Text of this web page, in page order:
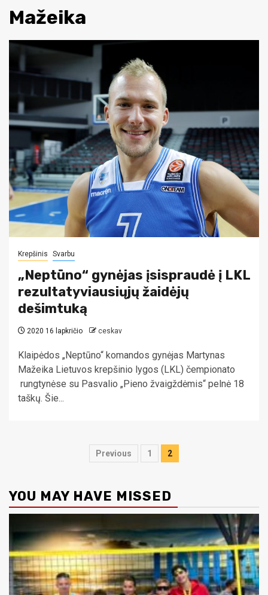
Mažeika
Krepšinis Svarbu
„Neptūno“ gynėjas įsispraudė į LKL
rezultatyviausiųjų žaidėjų
dešimtuką
2020 16 lapkričio ceskav
Klaipėdos „Neptūno“ komandos gynėjas Martynas
Mažeika Lietuvos krepšinio lygos (LKL) čempionato
rungtynėse su Pasvalio „Pieno žvaigždėmis“ pelnė 18
taškų. Šie...
Įrašų
Previous 1 2
YOU MAY HAVE MISSED